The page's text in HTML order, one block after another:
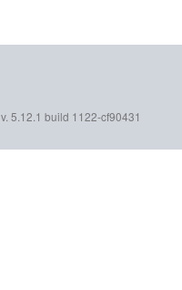
v. 5.12.1 build 1122-cf90431